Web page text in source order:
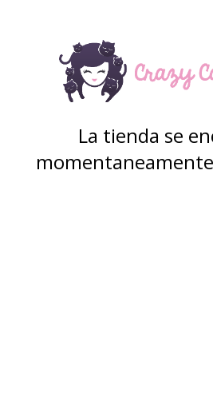
La tienda se